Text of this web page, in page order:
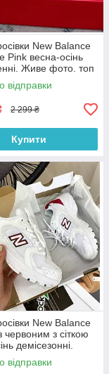
New Balance
Pink весна-осінь
Живе фото. топ
відправки
2 299 ₴
Купити
New Balance
червоним з сіткою
демісезонні.
топ
відправки